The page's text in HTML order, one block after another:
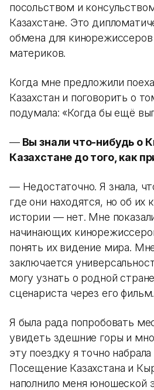
посольством и
Казахстане. Это
обмена для
материков.
Когда мне предложили
Казахстан и поговорить о
подумала: «Когда бы ещё
—Вы знали что-нибудь о
Казахстане до того, как
— Недостаточно. Я знала,
где они находятся, но об их
истории — нет. Мне
начинающих
понять их видение мира.
заключается
могу узнать о родной
сценариста через его фильм.
Я была рада попробовать
увидеть здешние горы и
эту поездку я точно
Посещение Казахстана и
наполнило меня юношеской